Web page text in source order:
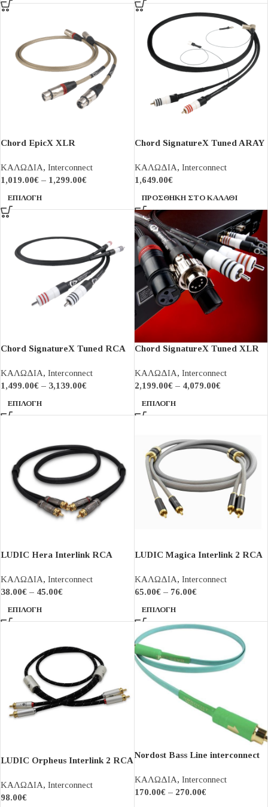
Chord EpicX XLR
ΚΑΛΩΔΙΑ, Interconnect
1,019.00€ – 1,299.00€
ΕΠΙΛΟΓΉ
Chord SignatureX Tuned ARAY
ΚΑΛΩΔΙΑ, Interconnect
1,649.00€
ΠΡΟΣΘΉΚΗ ΣΤΟ ΚΑΛΆΘΙ
Chord SignatureX Tuned RCA
ΚΑΛΩΔΙΑ, Interconnect
1,499.00€ – 3,139.00€
ΕΠΙΛΟΓΉ
Chord SignatureX Tuned XLR
ΚΑΛΩΔΙΑ, Interconnect
2,199.00€ – 4,079.00€
ΕΠΙΛΟΓΉ
LUDIC Hera Interlink RCA
ΚΑΛΩΔΙΑ, Interconnect
38.00€ – 45.00€
ΕΠΙΛΟΓΉ
LUDIC Magica Interlink 2 RCA
ΚΑΛΩΔΙΑ, Interconnect
65.00€ – 76.00€
ΕΠΙΛΟΓΉ
LUDIC Orpheus Interlink 2 RCA
ΚΑΛΩΔΙΑ, Interconnect
98.00€
Nordost Bass Line interconnect
ΚΑΛΩΔΙΑ, Interconnect
170.00€ – 270.00€